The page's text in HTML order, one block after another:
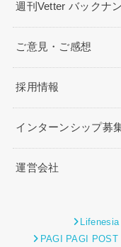
週刊Vetter バックナ
ご意見・ご感想
採用情報
インターンシップ募
運営会社
Lifenesia
PAGI PAGI POST